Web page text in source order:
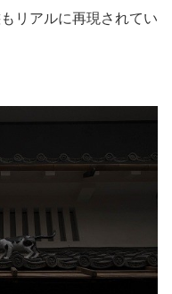
リアルに再現されてい